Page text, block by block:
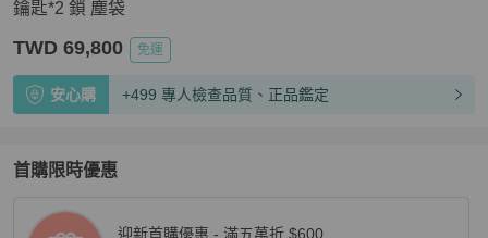
鑰匙*2 鎖 塵袋
TWD 69,800 免運
安心購 +499 專人檢查品質、正品鑑定
首購限時優惠
迎新首購優惠 - 滿五萬折 $600